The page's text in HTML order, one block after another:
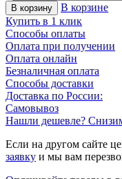
В корзину
В корзине
Купить в 1 клик
Способы оплаты
Оплата при получении
Оплата онлайн
Безналичная оплата
Способы доставки
Доставка по России:
Самовывоз
Нашли дешевле?
Если на другом сайте
заявку и мы вам